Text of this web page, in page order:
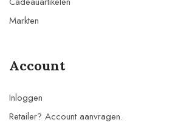
Markten
Account
Inloggen
Retailer? Account aanvragen.